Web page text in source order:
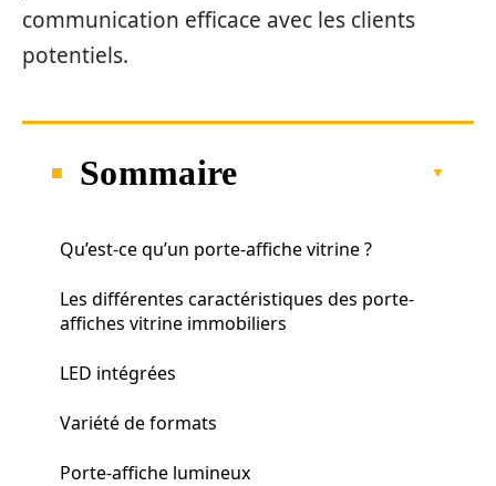
communication efficace avec les clients
potentiels.
Sommaire
Qu’est-ce qu’un porte-affiche vitrine ?
Les différentes caractéristiques des porte-
affiches vitrine immobiliers
LED intégrées
Variété de formats
Porte-affiche lumineux